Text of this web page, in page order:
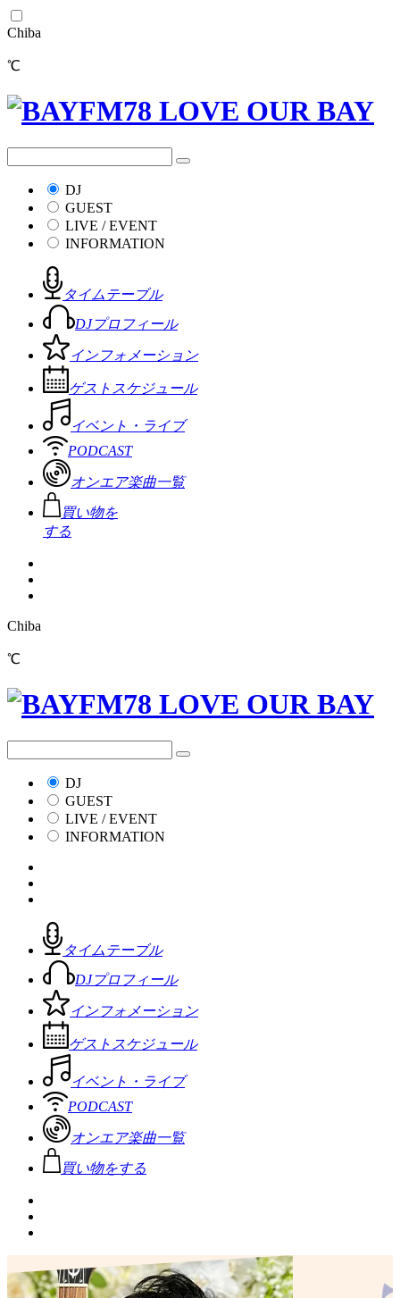
Chiba
℃
DJ
GUEST
LIVE / EVENT
INFORMATION
タイムテーブル
DJプロフィール
インフォメーション
ゲストスケジュール
イベント・ライブ
PODCAST
オンエア楽曲一覧
買い物を
する
Chiba
℃
DJ
GUEST
LIVE / EVENT
INFORMATION
タイムテーブル
DJプロフィール
インフォメーション
ゲストスケジュール
イベント・ライブ
PODCAST
オンエア楽曲一覧
買い物をする